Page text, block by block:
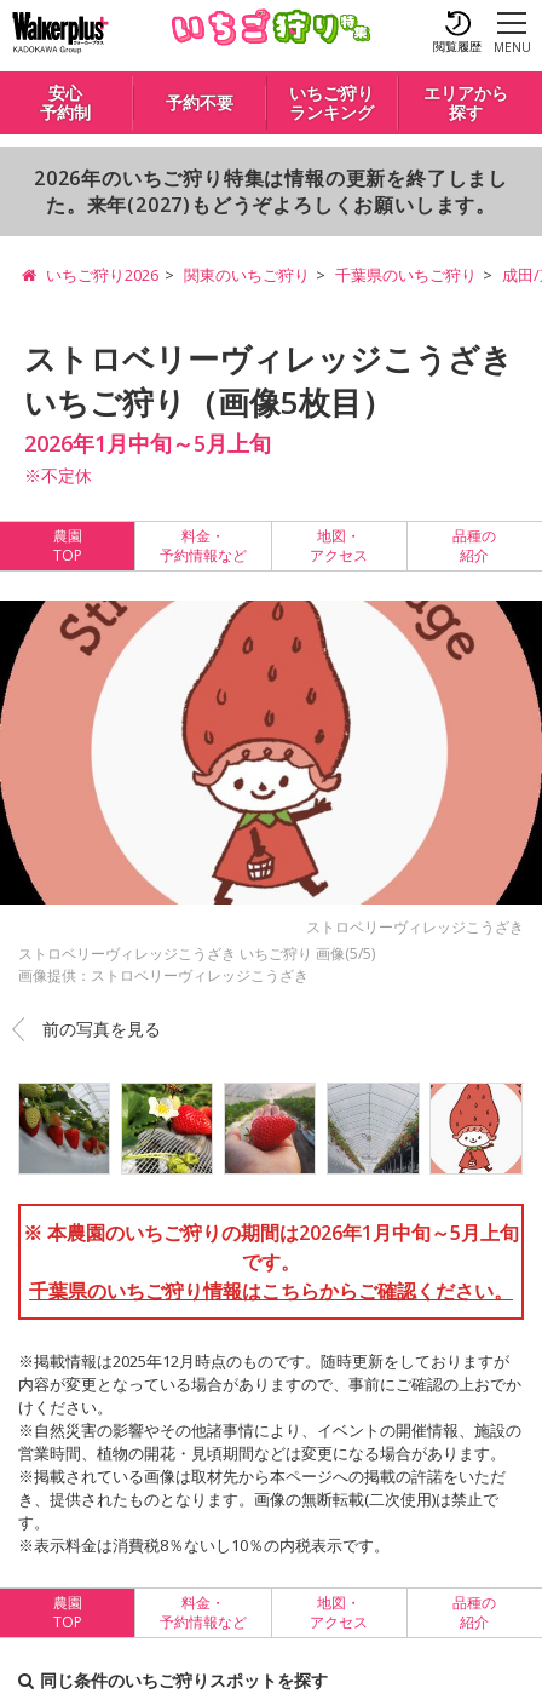
閲覧履歴 MENU
安心
予約制
予約不要
いちご狩り
ランキング
エリアから
探す
2026年のいちご狩り特集は情報の更新を終了しまし
た。来年(2027)もどうぞよろしくお願いします。
いちご狩り2026 関東のいちご狩り 千葉県のいちご狩り 成田
ストロベリーヴィレッジこうざき
いちご狩り（画像5枚目）
2026年1月中旬～5月上旬
※不定休
農園
TOP
料金・
予約情報など
地図・
アクセス
品種の
紹介
ストロベリーヴィレッジこうざき
ストロベリーヴィレッジこうざき いちご狩り 画像(5/5)
画像提供：ストロベリーヴィレッジこうざき
前の写真を見る
※ 本農園のいちご狩りの期間は2026年1月中旬～5月上旬
です。
千葉県のいちご狩り情報はこちらからご確認ください。
※掲載情報は2025年12月時点のものです。随時更新をしておりますが
内容が変更となっている場合がありますので、事前にご確認の上おでか
けください。
※自然災害の影響やその他諸事情により、イベントの開催情報、施設の
営業時間、植物の開花・見頃期間などは変更になる場合があります。
※掲載されている画像は取材先から本ページへの掲載の許諾をいただ
き、提供されたものとなります。画像の無断転載(二次使用)は禁止で
す。
※表示料金は消費税8％ないし10％の内税表示です。
農園
TOP
料金・
予約情報など
地図・
アクセス
品種の
紹介
同じ条件のいちご狩りスポットを探す